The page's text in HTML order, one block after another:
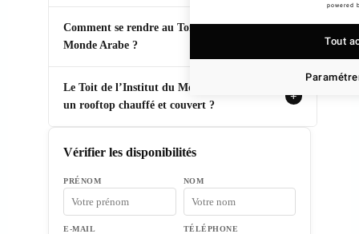
Comment se rendre au Toit de l’Institut du
Monde Arabe ?
Le Toit de l’Institut du Monde Arabe est-il
un rooftop chauffé et couvert ?
+
Vérifier les disponibilités
PRÉNOM NOM
E-MAIL TÉLÉPHONE
powered
Tout